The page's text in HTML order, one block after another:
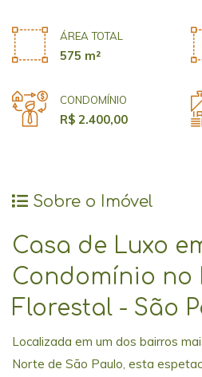
ÁREA TOTAL
575 m²
CONDOMÍNIO
R$ 2.400,00
Sobre o Imóvel
Casa de Luxo
Condomínio no
Florestal - São
Localizada em um dos bairros
Norte de São Paulo, esta